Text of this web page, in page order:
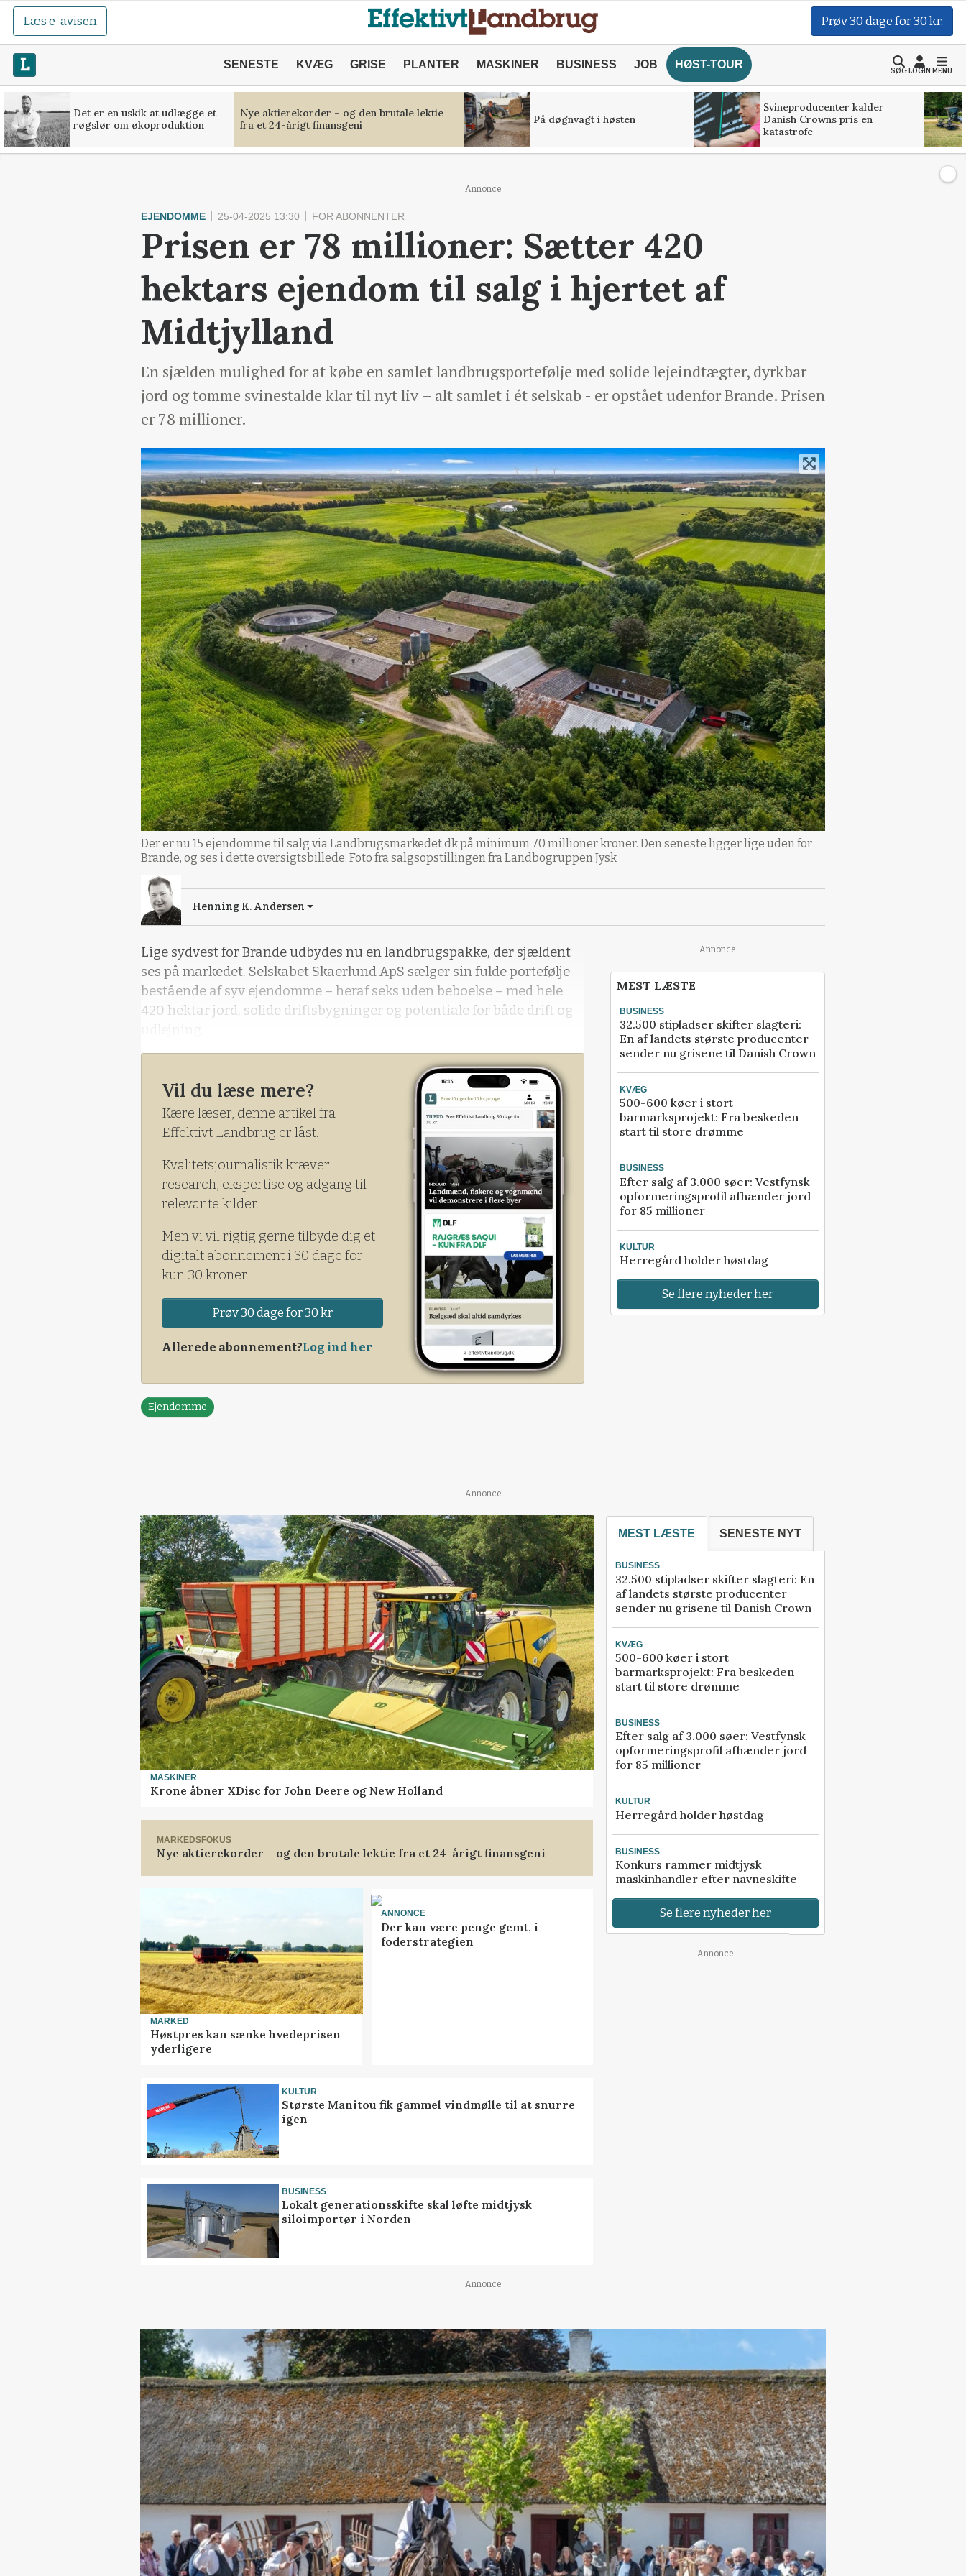
Læs e-avisen Prøv 30 dage for 30 kr.
SENESTE KVÆG GRISE PLANTER MASKINER BUSINESS JOB HØST-TOUR
SØGLOGINMENU
Det er en uskik at udlægge et
røgslør om økoproduktion
Nye aktierekorder – og den brutale lektie
fra et 24-årigt finansgeni
På døgnvagt i høsten
Svineproducenter kalder
Danish Crowns pris en
katastrofe
Annonce
EJENDOMME 25-04-2025 13:30 FOR ABONNENTER
Prisen er 78 millioner: Sætter 420
hektars ejendom til salg i hjertet af
Midtjylland
En sjælden mulighed for at købe en samlet landbrugsportefølje med solide lejeindtægter, dyrkbar
jord og tomme svinestalde klar til nyt liv – alt samlet i ét selskab - er opstået udenfor Brande. Prisen
er 78 millioner.
Der er nu 15 ejendomme til salg via Landbrugsmarkedet.dk på minimum 70 millioner kroner. Den seneste ligger lige uden for
Brande, og ses i dette oversigtsbillede. Foto fra salgsopstillingen fra Landbogruppen Jysk
Henning K. Andersen
Lige sydvest for Brande udbydes nu en landbrugspakke, der sjældent
ses på markedet. Selskabet Skaerlund ApS sælger sin fulde portefølje
bestående af syv ejendomme – heraf seks uden beboelse – med hele
420 hektar jord, solide driftsbygninger og potentiale for både drift og
Vil du læse mere?
Kære læser, denne artikel fra
Effektivt Landbrug er låst.
Kvalitetsjournalistik kræver
research, ekspertise og adgang til
relevante kilder.
Men vi vil rigtig gerne tilbyde dig et
digitalt abonnement i 30 dage for
kun 30 kroner.
Prøv 30 dage for 30 kr
Allerede abonnement?Log ind her
Ejendomme
Annonce
MEST LÆSTE
BUSINESS
32.500 stipladser skifter slagteri:
En af landets største producenter
sender nu grisene til Danish Crown
KVÆG
500-600 køer i stort
barmarksprojekt: Fra beskeden
start til store drømme
BUSINESS
Efter salg af 3.000 søer: Vestfynsk
opformeringsprofil afhænder jord
for 85 millioner
KULTUR
Herregård holder høstdag
Se flere nyheder her
Annonce
MASKINER
Krone åbner XDisc for John Deere og New Holland
MARKEDSFOKUS
Nye aktierekorder – og den brutale lektie fra et 24-årigt finansgeni
MARKED
Høstpres kan sænke hvedeprisen
yderligere
ANNONCE
Der kan være penge gemt, i
foderstrategien
KULTUR
Største Manitou fik gammel vindmølle til at snurre
igen
BUSINESS
Lokalt generationsskifte skal løfte midtjysk
siloimportør i Norden
MEST LÆSTE SENESTE NYT
BUSINESS
32.500 stipladser skifter slagteri: En
af landets største producenter
sender nu grisene til Danish Crown
KVÆG
500-600 køer i stort
barmarksprojekt: Fra beskeden
start til store drømme
BUSINESS
Efter salg af 3.000 søer: Vestfynsk
opformeringsprofil afhænder jord
for 85 millioner
KULTUR
Herregård holder høstdag
BUSINESS
Konkurs rammer midtjysk
maskinhandler efter navneskifte
Se flere nyheder her
Annonce
Annonce